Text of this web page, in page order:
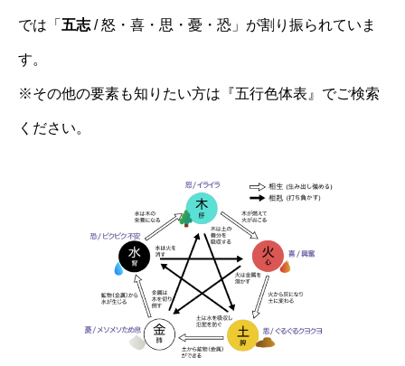
では「 五志 / 怒・喜・思・憂・恐」が割り振られていま
す。
※その他の要素も知りたい方は『五行色体表』でご検索
ください。